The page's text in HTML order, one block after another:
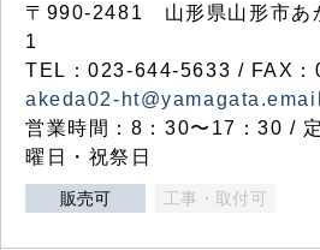
〒990-2481 山形県山形市あ
1
TEL：023-644-5633 / FAX
akeda02-
営業時間：8：30〜17：30 /
曜日・祝祭日
販売可 工事・取付可